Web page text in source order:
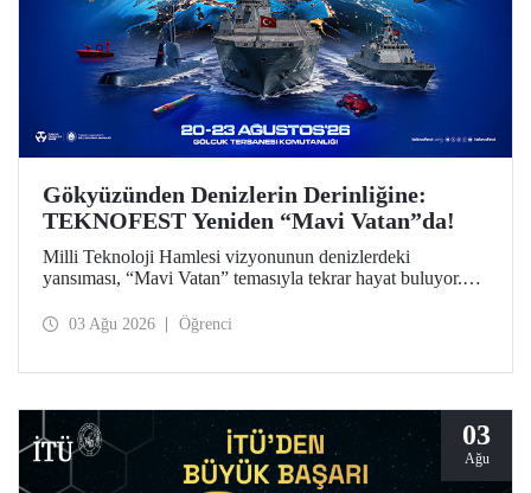
Gökyüzünden Denizlerin Derinliğine:
TEKNOFEST Yeniden “Mavi Vatan”da!
Milli Teknoloji Hamlesi vizyonunun denizlerdeki
yansıması, “Mavi Vatan” temasıyla tekrar hayat buluyor.
tarihlerinde Gölcük Tersanesi Komutanlığı’nda
03 Ağu 2026 Öğrenci
03
Ağu